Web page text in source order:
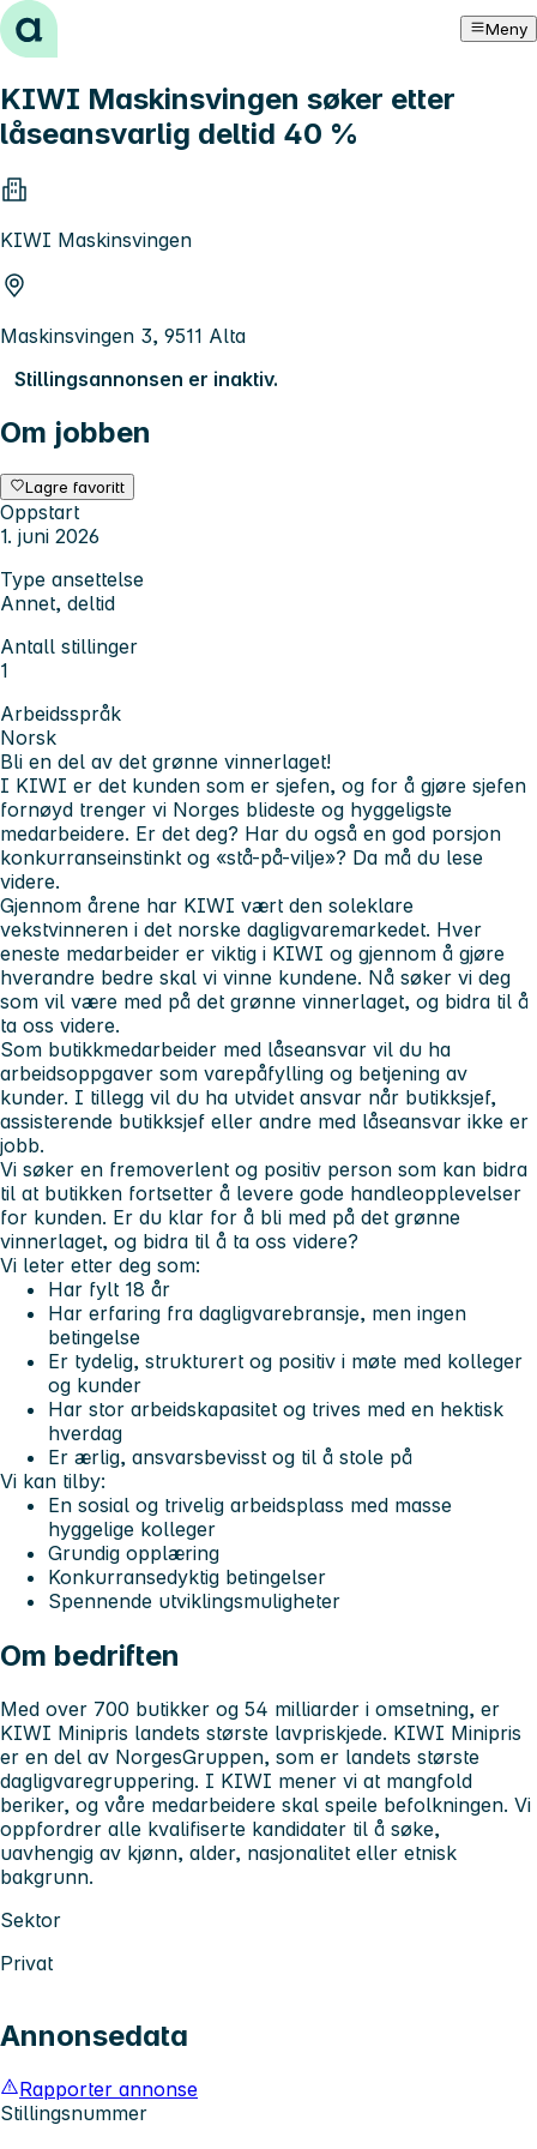
Hopp til innhold Meny
KIWI Maskinsvingen søker etter
låseansvarlig deltid 40 %
KIWI Maskinsvingen
Maskinsvingen 3, 9511 Alta
Stillingsannonsen er inaktiv.
Om jobben
Lagre favoritt
Oppstart
1. juni 2026
Type ansettelse
Annet, deltid
Antall stillinger
1
Arbeidsspråk
Norsk
Bli en del av det grønne vinnerlaget!
I KIWI er det kunden som er sjefen, og for å gjøre sjefen
fornøyd trenger vi Norges blideste og hyggeligste
medarbeidere. Er det deg? Har du også en god porsjon
konkurranseinstinkt og «stå-på-vilje»? Da må du lese
videre.
Gjennom årene har KIWI vært den soleklare
vekstvinneren i det norske dagligvaremarkedet. Hver
eneste medarbeider er viktig i KIWI og gjennom å gjøre
hverandre bedre skal vi vinne kundene. Nå søker vi deg
som vil være med på det grønne vinnerlaget, og bidra til å
ta oss videre.
Som butikkmedarbeider med låseansvar vil du ha
arbeidsoppgaver som varepåfylling og betjening av
kunder. I tillegg vil du ha utvidet ansvar når butikksjef,
assisterende butikksjef eller andre med låseansvar ikke er
jobb.
Vi søker en fremoverlent og positiv person som kan bidra
til at butikken fortsetter å levere gode handleopplevelser
for kunden. Er du klar for å bli med på det grønne
vinnerlaget, og bidra til å ta oss videre?
Vi leter etter deg som:
Har fylt 18 år
Har erfaring fra dagligvarebransje, men ingen
betingelse
Er tydelig, strukturert og positiv i møte med kolleger
og kunder
Har stor arbeidskapasitet og trives med en hektisk
hverdag
Er ærlig, ansvarsbevisst og til å stole på
Vi kan tilby:
En sosial og trivelig arbeidsplass med masse
hyggelige kolleger
Grundig opplæring
Konkurransedyktig betingelser
Spennende utviklingsmuligheter
Om bedriften
Med over 700 butikker og 54 milliarder i omsetning, er
KIWI Minipris landets største lavpriskjede. KIWI Minipris
er en del av NorgesGruppen, som er landets største
dagligvaregruppering. I KIWI mener vi at mangfold
beriker, og våre medarbeidere skal speile befolkningen. Vi
oppfordrer alle kvalifiserte kandidater til å søke,
uavhengig av kjønn, alder, nasjonalitet eller etnisk
bakgrunn.
Sektor
Privat
Annonsedata
Rapporter annonse
Stillingsnummer